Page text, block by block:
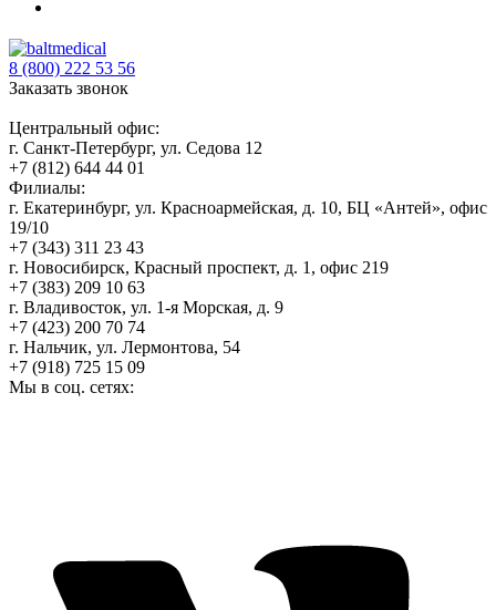
8 (800) 222 53 56
Заказать звонок
Центральный офис:
г. Санкт-Петербург, ул. Седова 12
+7 (812) 644 44 01
Филиалы:
г. Екатеринбург, ул. Красноармейская, д. 10, БЦ «Антей», офис
19/10
+7 (343) 311 23 43
г. Новосибирск, Красный проспект, д. 1, офис 219
+7 (383) 209 10 63
г. Владивосток, ул. 1-я Морская, д. 9
+7 (423) 200 70 74
г. Нальчик, ул. Лермонтова, 54
+7 (918) 725 15 09
Мы в соц. сетях: